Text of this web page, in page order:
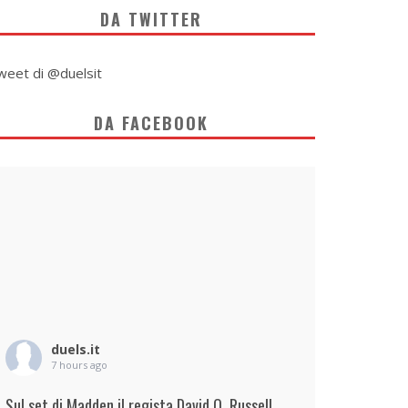
DA TWITTER
di @duelsit
DA FACEBOOK
duels.it
7 hours ago